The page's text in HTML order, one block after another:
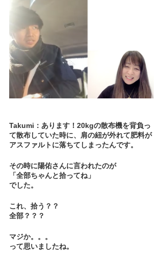
Takumi：あります！20kgの散布機を背負っ
て散布していた時に、肩の紐が外れて肥料が
アスファルトに落ちてしまったんです。
その時に陽佑さんに言われたのが
「全部ちゃんと拾ってね」
でした。
これ、拾う？？
全部？？？
マジか。。。
って思いましたね。